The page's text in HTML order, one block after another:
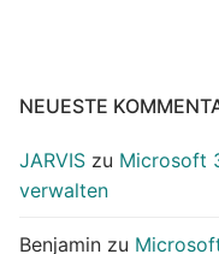
NEUESTE
JARVIS zu Microsoft
verwalten
Benjamin zu